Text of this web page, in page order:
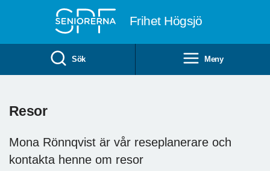
Frihet Högsjö
Sök Meny
Resor
Mona Rönnqvist är vår reseplanerare och
kontakta henne om resor